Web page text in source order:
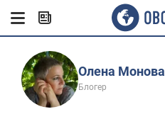
Олена Монова
Блогер